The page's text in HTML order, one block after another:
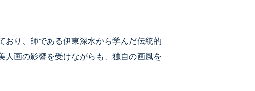
おり、師である伊東深水から学んだ伝統的
人画の影響を受けながらも、独自の画風を